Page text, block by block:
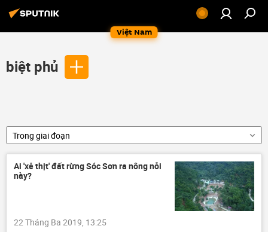
Việt Nam
biệt phủ
Trong giai đoạn
Ai 'xẻ thịt' đất rừng Sóc Sơn ra nông nỗi
này?
22 Tháng Ba 2019, 13:25